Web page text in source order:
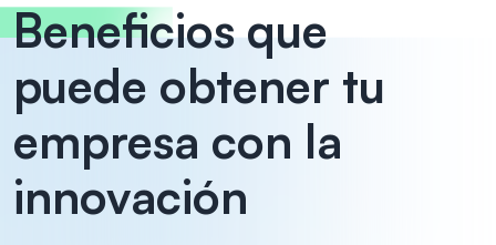
Beneficios que
puede obtener tu
empresa con la
innovación